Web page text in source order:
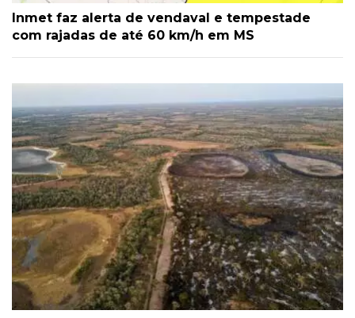
Inmet faz alerta de vendaval e tempestade
com rajadas de até 60 km/h em MS